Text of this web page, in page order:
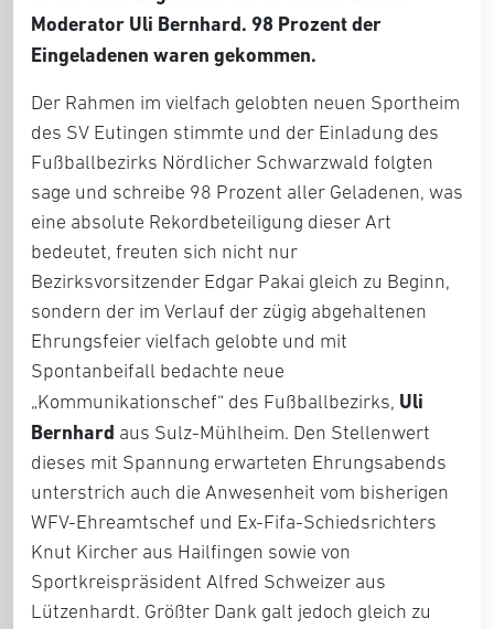
Moderator Uli Bernhard. 98 Prozent der
Eingeladenen waren gekommen.
Der Rahmen im vielfach gelobten neuen Sportheim
des SV Eutingen stimmte und der Einladung des
Fußballbezirks Nördlicher Schwarzwald folgten
sage und schreibe 98 Prozent aller Geladenen, was
eine absolute Rekordbeteiligung dieser Art
bedeutet, freuten sich nicht nur
Bezirksvorsitzender Edgar Pakai gleich zu Beginn,
sondern der im Verlauf der zügig abgehaltenen
Ehrungsfeier vielfach gelobte und mit
Spontanbeifall bedachte neue
„Kommunikationschef“ des Fußballbezirks, Uli
Bernhard aus Sulz-Mühlheim. Den Stellenwert
dieses mit Spannung erwarteten Ehrungsabends
unterstrich auch die Anwesenheit vom bisherigen
WFV-Ehreamtschef und Ex-Fifa-Schiedsrichters
Knut Kircher aus Hailfingen sowie von
Sportkreispräsident Alfred Schweizer aus
Lützenhardt. Größter Dank galt jedoch gleich zu